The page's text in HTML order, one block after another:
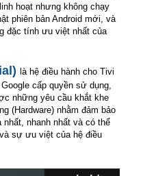
hoạt nhưng không chạy
phiên bản Android mới, và
đặc tính ưu việt nhất của
là hệ điều hành cho Tivi
cấp quyền sử dụng,
những yêu cầu khắt khe
(Hardware) nhằm đảm bảo
nhanh nhất và có thể
sự ưu việt của hệ điều